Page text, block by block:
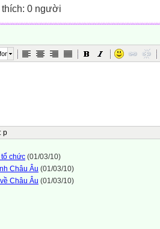
0 người
: p
chức (01/03/10)
Châu Âu (01/03/10)
Châu Âu (01/03/10)